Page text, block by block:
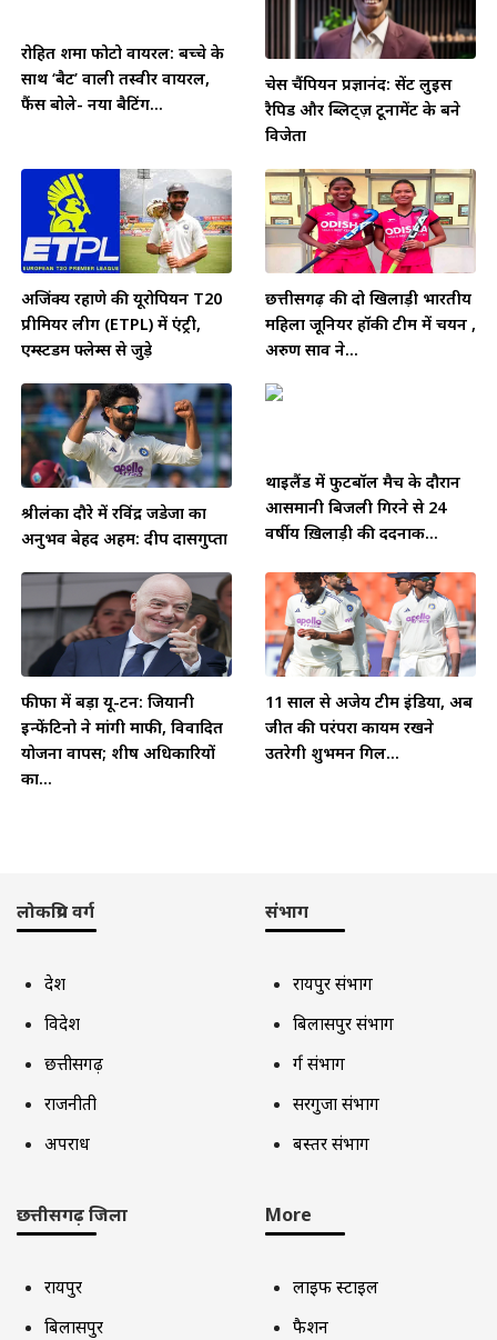
रोहित शर्मा फोटो वायरल: बच्चे के
साथ ‘बैट’ वाली तस्वीर वायरल,
फैंस बोले- नया बैटिंग...
चेस चैंपियन प्रज्ञानंद: सेंट लुइस
रैपिड और ब्लिट्ज़ टूर्नामेंट के बने
विजेता
अजिंक्य रहाणे की यूरोपियन T20
प्रीमियर लीग (ETPL) में एंट्री,
एम्स्टर्डम फ्लेम्स से जुड़े
छत्तीसगढ़ की दो खिलाड़ी भारतीय
महिला जूनियर हॉकी टीम में चयन ,
अरुण साव ने...
श्रीलंका दौरे में रविंद्र जडेजा का
अनुभव बेहद अहम: दीप दासगुप्ता
थाईलैंड में फुटबॉल मैच के दौरान
आसमानी बिजली गिरने से 24
वर्षीय ख़िलाड़ी की दर्दनाक...
फीफा में बड़ा यू-टर्न: जियानी
इन्फेंटिनो ने मांगी माफी, विवादित
योजना वापस; शीर्ष अधिकारियों
का...
11 साल से अजेय टीम इंडिया, अब
जीत की परंपरा कायम रखने
उतरेगी शुभमन गिल...
लोकप्रिय वर्ग
देश
विदेश
छत्तीसगढ़
राजनीती
अपराध
संभाग
रायपुर संभाग
बिलासपुर संभाग
दुर्ग संभाग
सरगुजा संभाग
बस्तर संभाग
छत्तीसगढ़ जिला
रायपुर
बिलासपुर
More
लाइफ स्टाइल
फैशन